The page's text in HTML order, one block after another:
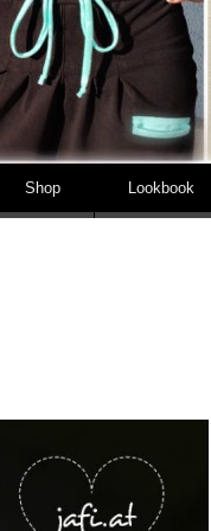
Shop Lookbook